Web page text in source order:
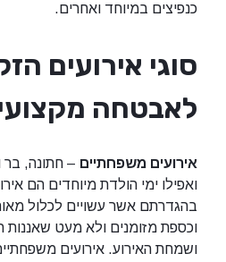
כנפיצים במיוחד ואחרים.
סוגי אירועים
לאבטחה
אירועים משפחתיים – חתונה, בר
ואפילו ימי הולדת מיוחדים הם
בהגדרתם אשר עשויים לכלול
וכספת מזומנים ולא מעט שאננות
ושמחת האירוע. אירועים